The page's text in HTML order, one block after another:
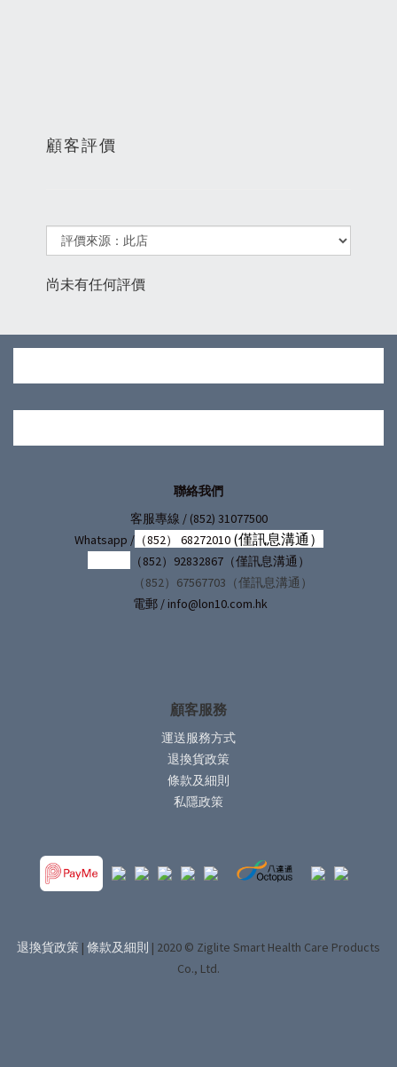
顧客評價
尚未有任何評價
聯絡我們
客服專線 / (852) 31077500
Whatsapp /（852） 68272010 (僅訊息溝通）
（852）92832867（僅訊息溝通）
（852）67567703（僅訊息溝通）
電郵 / info@lon10.com.hk
顧客服務
運送服務方式
退換貨政策
條款及細則
私隱政策
退換貨政策 | 條款及細則 | 2020 © Ziglite Smart Health Care Products
Co., Ltd.